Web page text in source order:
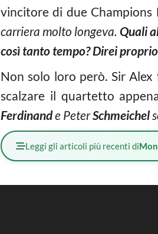
vincitore di due Champions
carriera molto longeva. Quali
così tanto tempo? Direi
Non solo loro però. Sir
scalzare il quartetto
Ferdinande PeterSchmeichel
Leggi gli articoli più recenti di